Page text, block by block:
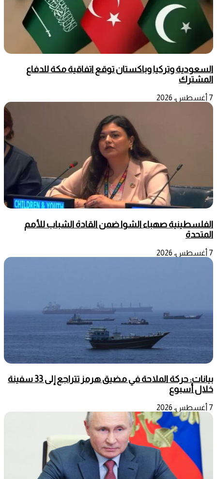
السعودية وتركيا وباكستان توقع اتفاقية مكة للدفاع
المشترك
7 أغسطس، 2026
الفلسطينية صهباء الشوا ضمن القادة الشباب للأمم
المتحدة
7 أغسطس، 2026
بيانات: حركة الملاحة في مضيق هرمز تتراجع إلى 33 سفينة
خلال أسبوع
7 أغسطس، 2026